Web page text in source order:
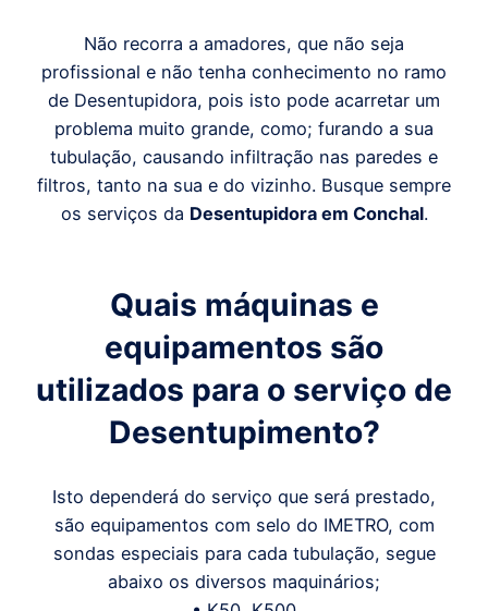
Não recorra a amadores, que não seja
profissional e não tenha conhecimento no ramo
de Desentupidora, pois isto pode acarretar um
problema muito grande, como; furando a sua
tubulação, causando infiltração nas paredes e
filtros, tanto na sua e do vizinho. Busque sempre
os serviços da Desentupidora em Conchal.
Quais máquinas e
equipamentos são
utilizados para o serviço de
Desentupimento?
Isto dependerá do serviço que será prestado,
são equipamentos com selo do IMETRO, com
sondas especiais para cada tubulação, segue
abaixo os diversos maquinários;